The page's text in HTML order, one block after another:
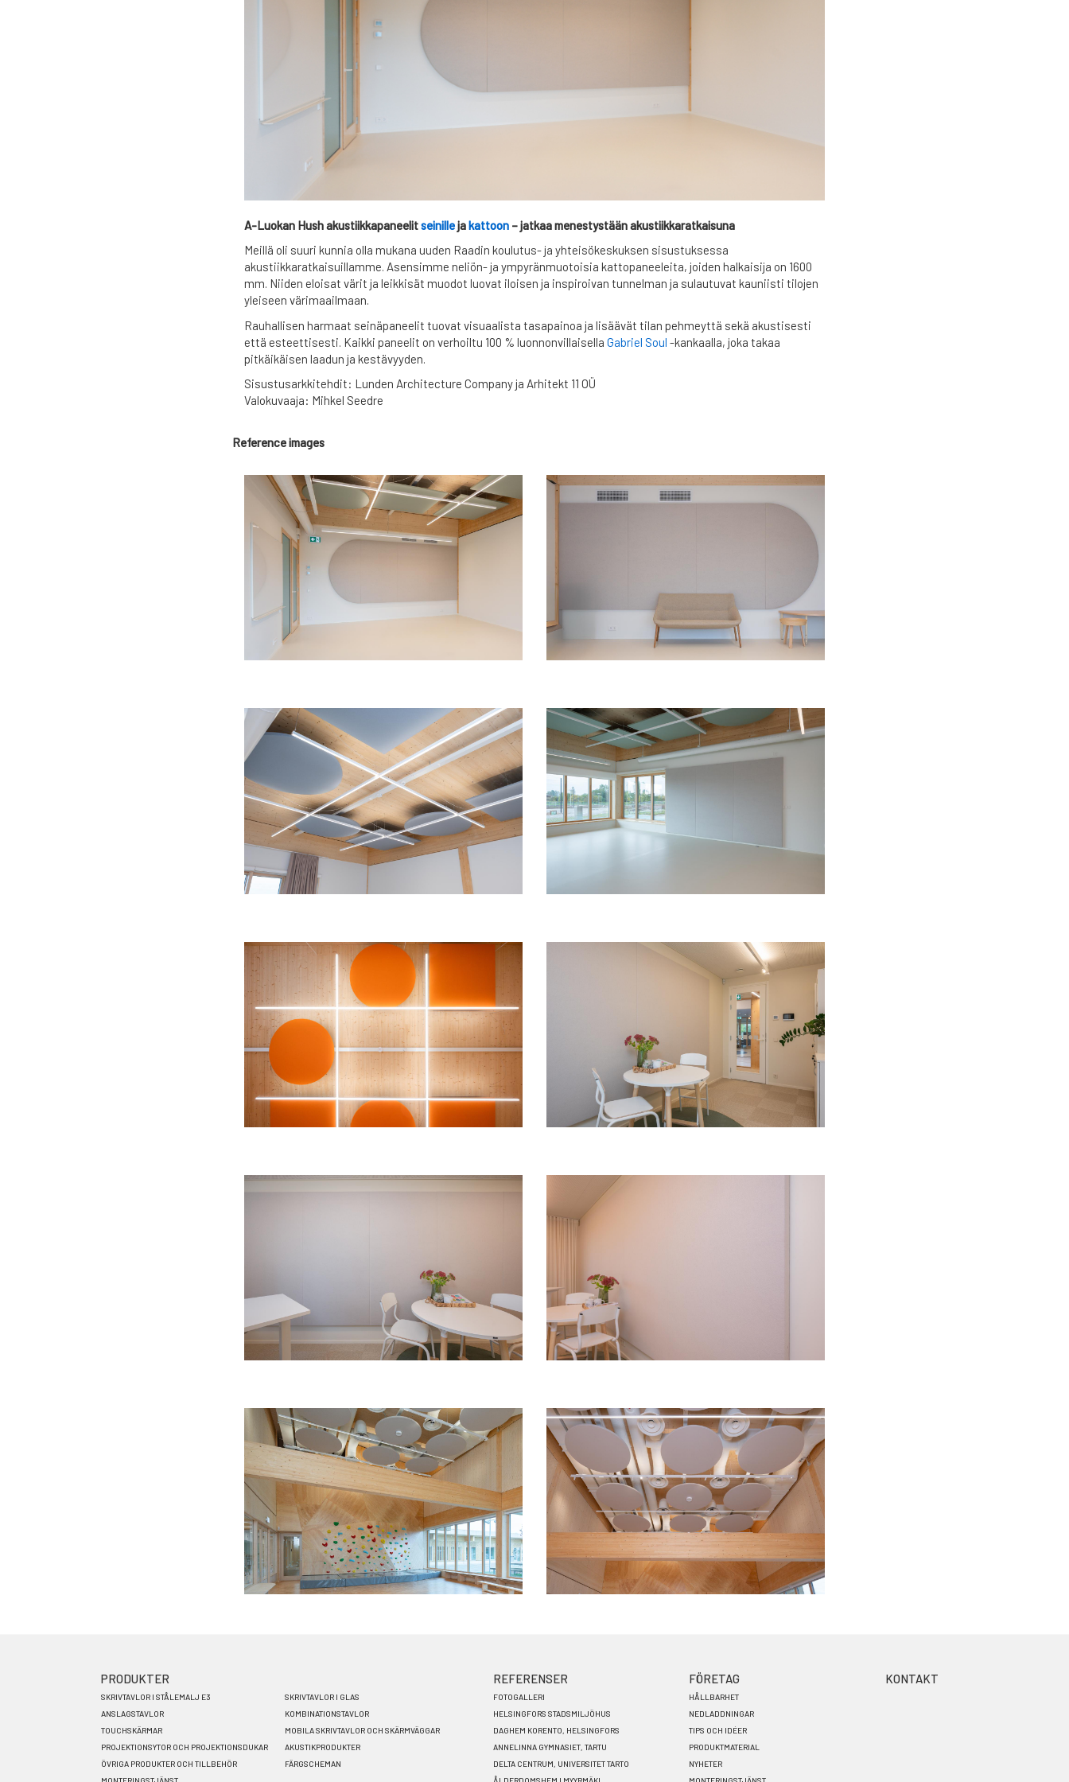
A-Luokan Hush akustiikkapaneelitseinillejakattoon – jatkaa menestystään akustiikkaratkaisuna
Meillä oli suuri kunnia olla mukana uuden Raadin koulutus- ja yhteisökeskuksen sisustuksessa
akustiikkaratkaisuillamme. Asensimme neliön- ja ympyränmuotoisia kattopaneeleita, joiden halkaisija on 1600
mm. Niiden eloisat värit ja leikkisät muodot luovat iloisen ja inspiroivan tunnelman ja sulautuvat kauniisti tilojen
yleiseen värimaailmaan.
Rauhallisen harmaat seinäpaneelit tuovat visuaalista tasapainoa ja lisäävät tilan pehmeyttä sekä akustisesti
että esteettisesti. Kaikki paneelit on verhoiltu 100 % luonnonvillaisella Gabriel Soul -kankaalla, joka takaa
pitkäikäisen laadun ja kestävyyden.
Sisustusarkkitehdit: Lunden Architecture Company ja Arhitekt 11 OÜ
Valokuvaaja: Mihkel Seedre
Reference images
Footer
menu
SV
PRODUKTER
SKRIVTAVLOR I STÅLEMALJ E3
SKRIVTAVLOR I GLAS
ANSLAGSTAVLOR
KOMBINATIONSTAVLOR
TOUCHSKÄRMAR
MOBILA SKRIVTAVLOR OCH SKÄRMVÄGGAR
PROJEKTIONSYTOR OCH PROJEKTIONSDUKAR
AKUSTIKPRODUKTER
ÖVRIGA PRODUKTER OCH TILLBEHÖR
FÄRGSCHEMAN
MONTERINGSTJÄNST
REFERENSER
FOTOGALLERI
HELSINGFORS STADSMILJÖHUS
DAGHEM KORENTO, HELSINGFORS
ANNELINNA GYMNASIET, TARTU
DELTA CENTRUM, UNIVERSITET TARTO
ÅLDERDOMSHEM I MYYRMÄKI
FÖRETAG
HÅLLBARHET
NEDLADDNINGAR
TIPS OCH IDÉER
PRODUKTMATERIAL
NYHETER
MONTERINGSTJÄNST
KONTAKT